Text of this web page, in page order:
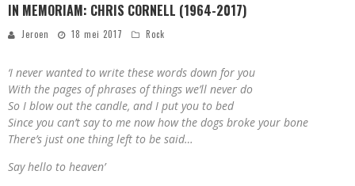
IN MEMORIAM: CHRIS CORNELL (1964-2017)
Jeroen 18 mei 2017 Rock
‘I never wanted to write these words down for you
With the pages of phrases of things we’ll never do
So I blow out the candle, and I put you to bed
Since you can’t say to me now how the dogs broke your bone
There’s just one thing left to be said…
Say hello to heaven’